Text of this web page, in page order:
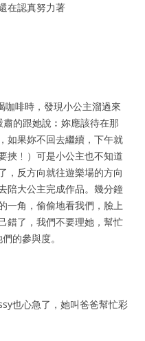
在認真努力著
啡時，發現小公主溜過來
的跟她說︰妳應該待在那
如果妳不回去繼續，下午就
挾﹗）可是小公主也不知道
，反方向就往遊樂場的方向
陪大公主完成作品。幾分鐘
一角，偷偷地看我們，臉上
錯了，我們不要理她，幫忙
的參與度。
也心急了，她叫爸爸幫忙彩